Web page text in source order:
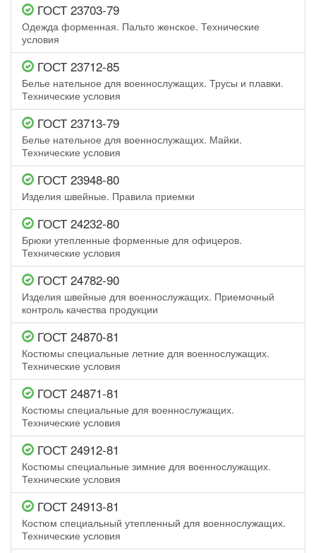
ГОСТ 23703-79
Одежда форменная. Пальто женское. Технические
условия
ГОСТ 23712-85
Белье нательное для военнослужащих. Трусы и плавки.
Технические условия
ГОСТ 23713-79
Белье нательное для военнослужащих. Майки.
Технические условия
ГОСТ 23948-80
Изделия швейные. Правила приемки
ГОСТ 24232-80
Брюки утепленные форменные для офицеров.
Технические условия
ГОСТ 24782-90
Изделия швейные для военнослужащих. Приемочный
контроль качества продукции
ГОСТ 24870-81
Костюмы специальные летние для военнослужащих.
Технические условия
ГОСТ 24871-81
Костюмы специальные для военнослужащих.
Технические условия
ГОСТ 24912-81
Костюмы специальные зимние для военнослужащих.
Технические условия
ГОСТ 24913-81
Костюм специальный утепленный для военнослужащих.
Технические условия